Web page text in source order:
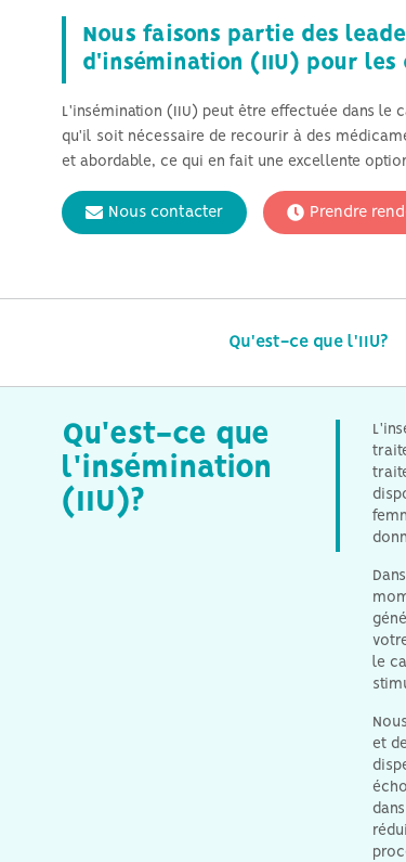
Nous faisons partie des
d'insémination (IIU) pour les
L'insémination (IIU) peut être effectuée dans le
qu'il soit nécessaire de recourir à des
et abordable, ce qui en fait une excellente
Nous contacter Prendre
Qu'est-ce que l'IIU?
Qu'est-ce que
l'insémination
(IIU)?
le
et
L'IIU est le
parfait pour
couples
disposent
réserve
trompes